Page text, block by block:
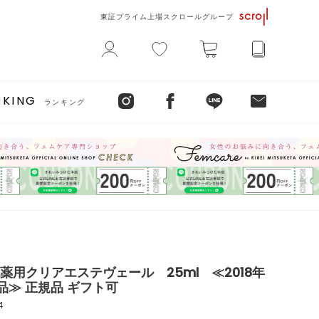
東証プライム上場スクロールグループ
ランキング
用クリアエステヴェール 25ml ≪2018年
≫ 正規品 ギフト可